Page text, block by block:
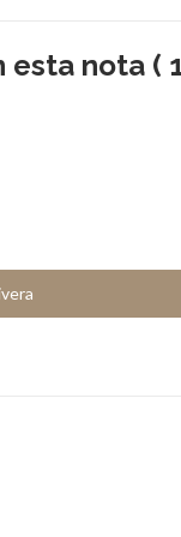
esta nota (